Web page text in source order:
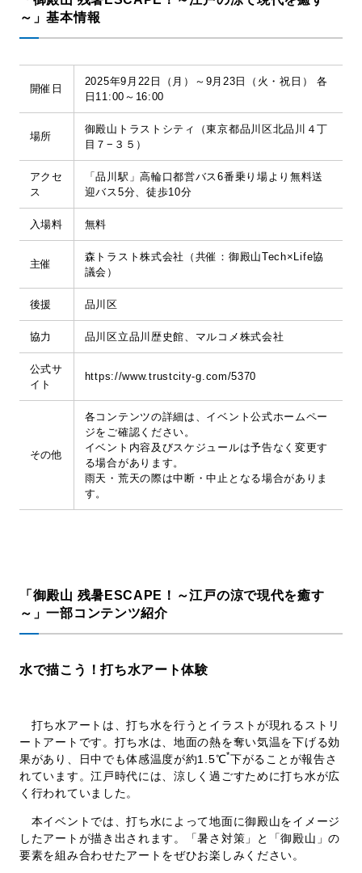
～」基本情報
開催日
2025年9月22日（月）～9月23日（火・祝日）
各
日11:00～16:00
場所
御殿山トラストシティ（東京都品川区北品川４丁
目７−３５）
アクセ
ス
「品川駅」高輪口都営バス6番乗り場より無料送
迎バス5分、徒歩10分
入場料 無料
主催
森トラスト株式会社（共催：御殿山Tech×Life協
議会）
後援 品川区
協力 品川区立品川歴史館、マルコメ株式会社
公式サ
イト
https://www.trustcity-g.com/5370
その他
各コンテンツの詳細は、イベント公式ホームペー
ジをご確認ください。
イベント内容及びスケジュールは予告なく変更す
る場合があります。
雨天・荒天の際は中断・中止となる場合がありま
す。
「御殿山 残暑ESCAPE！～江戸の涼で現代を癒す
～」一部コンテンツ紹介
水で描こう！打ち水アート体験
打ち水アートは、打ち水を行うとイラストが現れるストリ
ートアートです。打ち水は、地面の熱を奪い気温を下げる効
果があり、日中でも体感温度が約1.5℃*下がることが報告さ
れています。江戸時代には、涼しく過ごすために打ち水が広
く行われていました。
本イベントでは、打ち水によって地面に御殿山をイメージ
したアートが描き出されます。「暑さ対策」と「御殿山」の
要素を組み合わせたアートをぜひお楽しみください。